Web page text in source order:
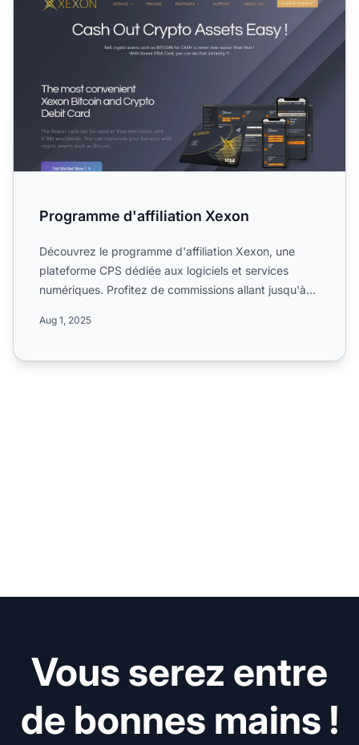
Programme d'affiliation Xexon
Découvrez le programme d'affiliation Xexon, une
plateforme CPS dédiée aux logiciels et services
numériques. Profitez de commissions allant jusqu'à
Aug 1, 2025
Vous serez entre
de bonnes mains !